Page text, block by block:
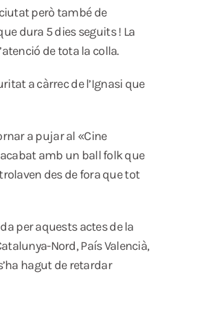
però també de
dura 5 dies seguits ! La
de tota la colla.
a càrrec de l’Ignasi que
a pujar al «Cine
acabat amb un ball folk que
des de fora que tot
per aquests actes de la
Nord, País Valencià,
hagut de retardar